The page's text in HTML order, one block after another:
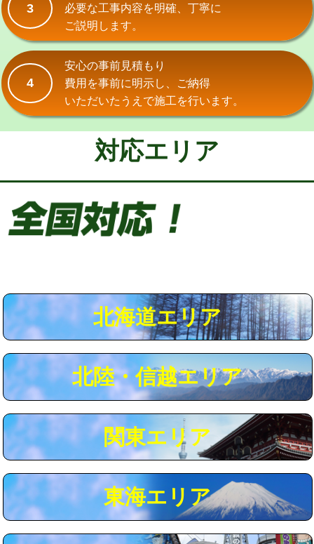
持込商品取付（混合水栓） 16,500円
持込商品取付（浄水器・分岐水栓） 16,500円
給水管工事※（ホール加工)
給水管工事※（バンド止め) 3,300円
給水管工事※（支持金具設置) 5,500円
給水管工事※（保温材使用（バンド止
5,500円
給水管工事※（土の掘削・埋め戻し作
業)
用（追加）/3ｍ超え)
給水管工事※（ライニング鋼管・銅
44,000円
給水管工事※（ライニング鋼管・銅
管・ポリ管・HT管使用/3ｍ超え)
+8,800円
マス交換（土の掘削・埋め戻し作業） 11,000円~
マス交換（深さ50㎝未満） 55,000円
マス交換（深さ50㎝以上） 66,000円
コンクリート斫り（厚さ10㎝まで） 27,500円
コンクリート斫り（厚さ10㎝超え） 38,500円
3
必要な工事内容を明確、丁寧に
ご説明します。
4
安心の事前見積もり
費用を事前に明示し、ご納得
いただいたうえで施工を行います。
対応エリア
北海道エリア
北陸・信越エリア
関東エリア
東海エリア